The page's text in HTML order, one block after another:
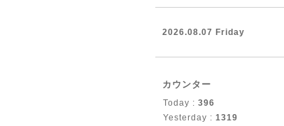
2026.08.07 Friday
カウンター
Today : 396
Yesterday : 1319